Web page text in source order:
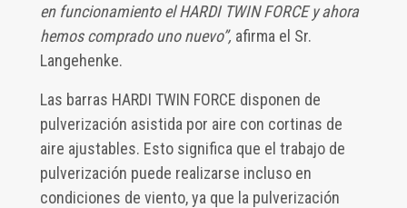
en funcionamiento el HARDI TWIN FORCE y ahora
hemos comprado uno nuevo”, afirma el Sr.
Langehenke.
Las barras HARDI TWIN FORCE disponen de
pulverización asistida por aire con cortinas de
aire ajustables. Esto significa que el trabajo de
pulverización puede realizarse incluso en
condiciones de viento, ya que la pulverización